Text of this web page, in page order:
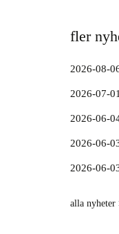
fler
2026-08-
2026-07-01
2026-06-
2026-06-
2026-06-
alla nyheter